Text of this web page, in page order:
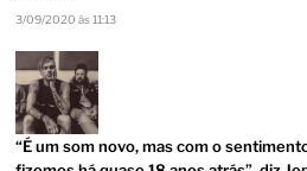
3/09/2020 às 11:13
“É um som novo, mas com o